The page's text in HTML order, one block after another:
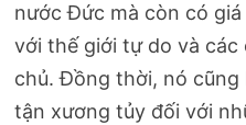
nước Đức mà còn có
với thế giới tự do và các
chủ. Đồng thời, nó
tận xương tủy đối với